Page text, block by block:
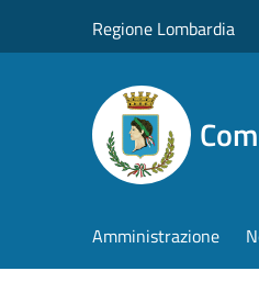
Regione Lombardia
Amministrazione